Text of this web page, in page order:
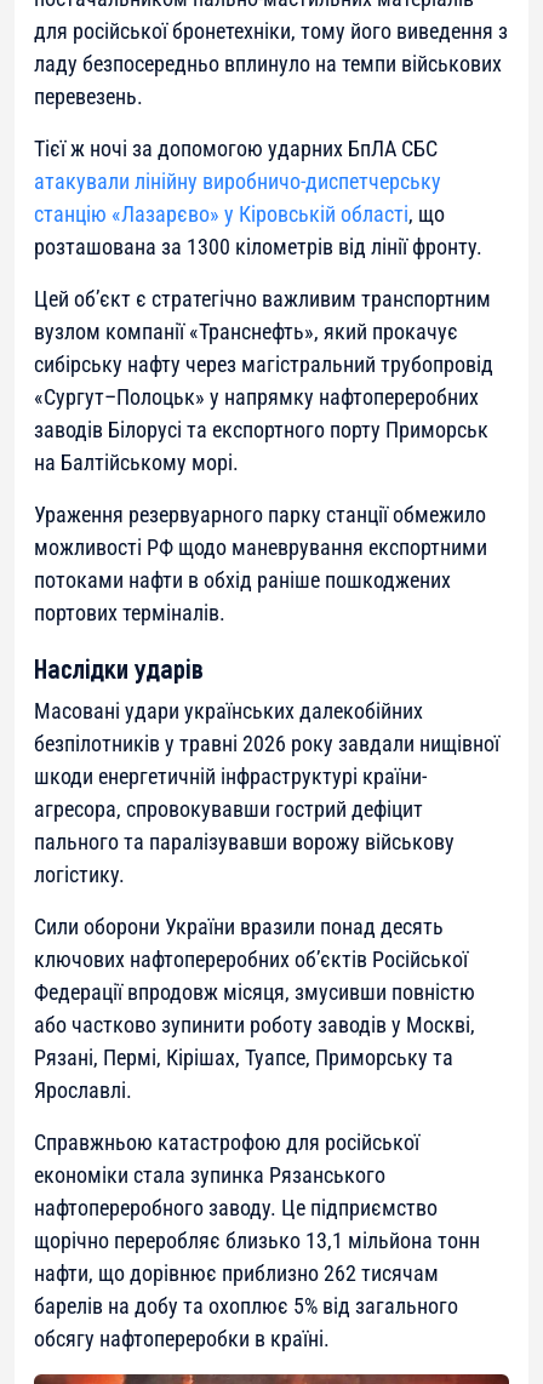
для російської бронетехніки, тому його виведення з
ладу безпосередньо вплинуло на темпи військових
перевезень.
Тієї ж ночі за допомогою ударних БпЛА СБС
атакували лінійну виробничо-диспетчерську
станцію «Лазарєво» у Кіровській області, що
розташована за 1300 кілометрів від лінії фронту.
Цей об’єкт є стратегічно важливим транспортним
вузлом компанії «Транснефть», який прокачує
сибірську нафту через магістральний трубопровід
«Сургут–Полоцьк» у напрямку нафтопереробних
заводів Білорусі та експортного порту Приморськ
на Балтійському морі.
Ураження резервуарного парку станції обмежило
можливості РФ щодо маневрування експортними
потоками нафти в обхід раніше пошкоджених
портових терміналів.
Наслідки ударів
Масовані удари українських далекобійних
безпілотників у травні 2026 року завдали нищівної
шкоди енергетичній інфраструктурі країни-
агресора, спровокувавши гострий дефіцит
пального та паралізувавши ворожу військову
логістику.
Сили оборони України вразили понад десять
ключових нафтопереробних об’єктів Російської
Федерації впродовж місяця, змусивши повністю
або частково зупинити роботу заводів у Москві,
Рязані, Пермі, Кірішах, Туапсе, Приморську та
Ярославлі.
Справжньою катастрофою для російської
економіки стала зупинка Рязанського
нафтопереробного заводу. Це підприємство
щорічно переробляє близько 13,1 мільйона тонн
нафти, що дорівнює приблизно 262 тисячам
барелів на добу та охоплює 5% від загального
обсягу нафтопереробки в країні.